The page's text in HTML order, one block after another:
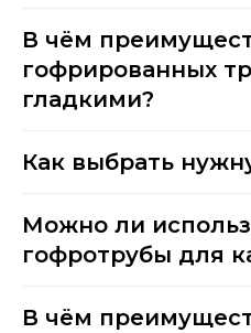
В чём
гофрированных
гладкими?
Как выбрать
Можно ли
гофротрубы для
В чём